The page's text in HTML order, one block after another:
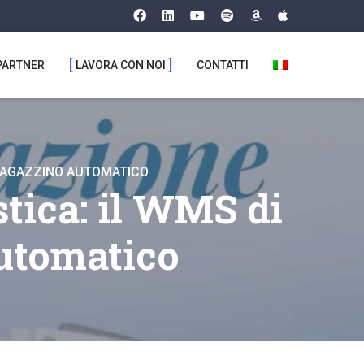
LAVORA CON NOI CONTATTI
AUTOMATICO
il WMS di